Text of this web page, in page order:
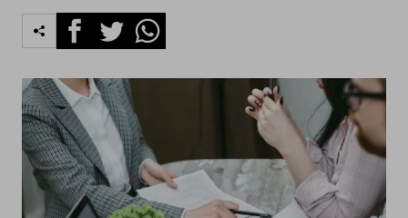
FacebookTwitterWhatsapp